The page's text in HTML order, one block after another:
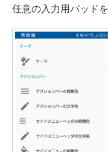
任意の入力用パッド